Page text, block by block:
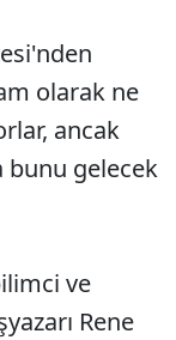
olarak ne
ancak
bunu gelecek
ve
Rene